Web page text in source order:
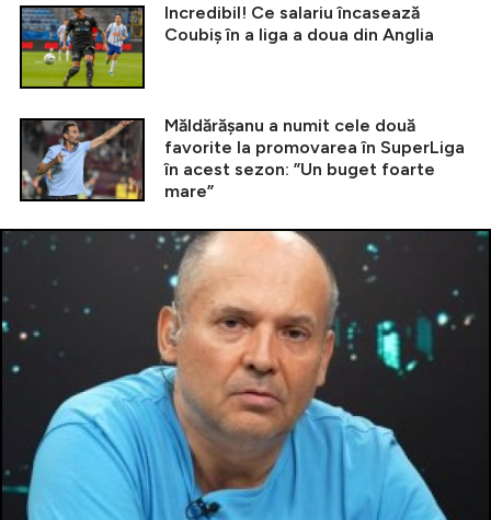
Incredibil! Ce salariu încasează
Coubiș în a liga a doua din Anglia
Măldărășanu a numit cele două
favorite la promovarea în SuperLiga
în acest sezon: ”Un buget foarte
mare”